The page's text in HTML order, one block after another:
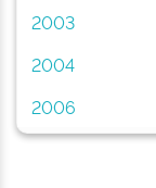
2003
2004
2006